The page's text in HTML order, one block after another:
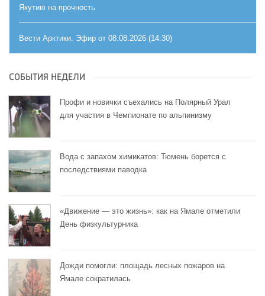
Якутию на прочность
Вести Арктики. Эфир от 08.08.2026 (14:30)
СОБЫТИЯ НЕДЕЛИ
Профи и новички съехались на Полярный Урал
для участия в Чемпионате по альпинизму
Вода с запахом химикатов: Тюмень борется с
последствиями паводка
«Движение — это жизнь»: как на Ямале отметили
День физкультурника
Дожди помогли: площадь лесных пожаров на
Ямале сократилась